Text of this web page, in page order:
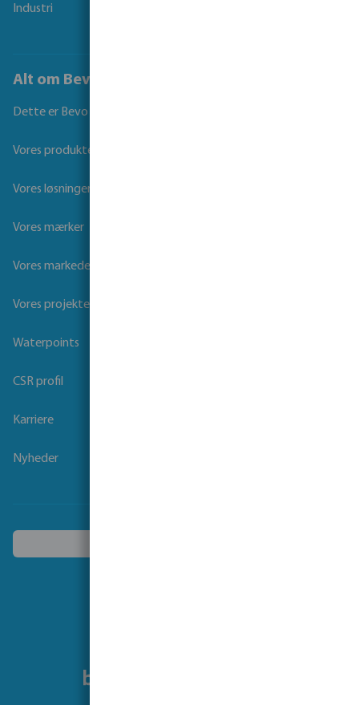
Industri
Alt om Bevo
Dette er Bevo
Vores produkter
Vores løsninger
Vores mærker
Vores markeder
Vores projekter
Waterpoints
CSR profil
Karriere
Nyheder